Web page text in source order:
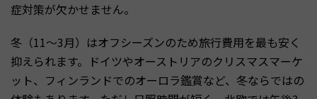
症対策が欠かせません。
冬（11〜3月）はオフシーズンのため旅行費用を最も安く
抑えられます。ドイツやオーストリアのクリスマスマーケ
ット、フィンランドでのオーロラ鑑賞など、冬ならではの